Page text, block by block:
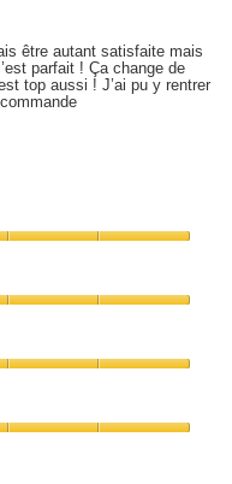
être autant satisfaite mais
parfait ! Ça change de
top aussi ! J’ai pu y rentrer